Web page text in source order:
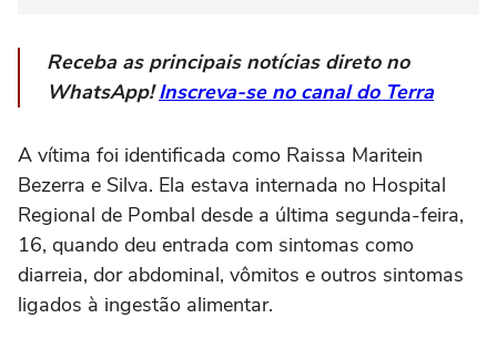
Receba as principais notícias direto no
WhatsApp!Inscreva-se no canal do Terra
A vítima foi identificada como Raissa Maritein
Bezerra e Silva. Ela estava internada no Hospital
Regional de Pombal desde a última segunda-feira,
16, quando deu entrada com sintomas como
diarreia, dor abdominal, vômitos e outros sintomas
ligados à ingestão alimentar.